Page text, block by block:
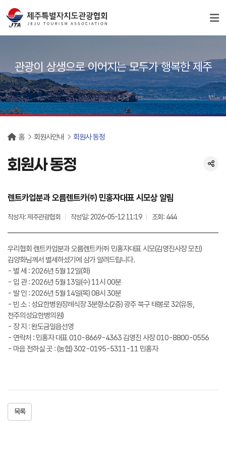
관광이 상생으로 이어지는 모두가 행복한 제주
홈 회원사안내 회원사 동정
회원사 동정
렌트카업분과 오름렌트카㈜ 민홍자대표 시모상 알림
작성자: 제주관광협회 작성일: 2026-05-12 11:19 조회: 444
우리협회 렌트카업분과 오름렌트카㈜ 민홍자대표 시모(김영진사장 모친)
김양화님께서 별세하셨기에 삼가 알려드립니다.
- 별 세 : 2026년 5월 12일(화)
- 입 관 : 2026년 5월 13일(수) 11시 00분
- 발 인 : 2026년 5월 14일(목) 08시 30분
- 빈 소 : 성요한병원장례식장 3분향소(2층) 광주 북구 태봉로 32(유동,
천주의성요한병의원)
- 장 지 : 완도금일읍선영
- 연락처 : 민홍자 대표 010-8669-4363 김영진 사장 010-8800-0556
- 마음 전하실 곳 : (농협) 302-0195-5311-11 민홍자
목록